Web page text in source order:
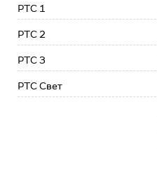
РТС 1
РТС 2
РТС 3
РТС Свет